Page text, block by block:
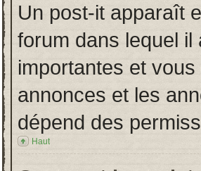
Un post-it apparaît
forum dans lequel
importantes et
annonces et les
dépend des
Haut